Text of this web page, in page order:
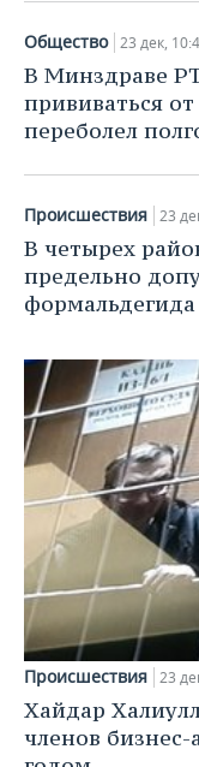
ХОККЕЙ С МЯЧОМ
ПРОИСШЕСТВИЯ
Общество 23 дек,
В Минздраве
прививаться
переболел
Происшествия 23
В четырех
предельно
формальдегида
Происшествия 23
Хайдар
членов